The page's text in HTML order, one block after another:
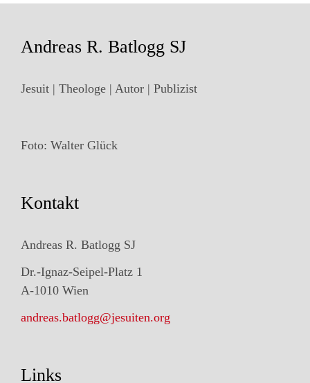
Andreas R. Batlogg SJ
Jesuit | Theologe | Autor | Publizist
Foto: Walter Glück
Kontakt
Andreas R. Batlogg SJ
Dr.-Ignaz-Seipel-Platz 1
A-1010 Wien
andreas.batlogg@jesuiten.org
Links